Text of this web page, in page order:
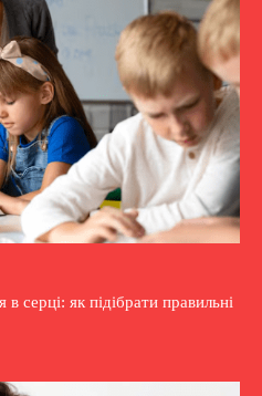
серці: як підібрати правильні